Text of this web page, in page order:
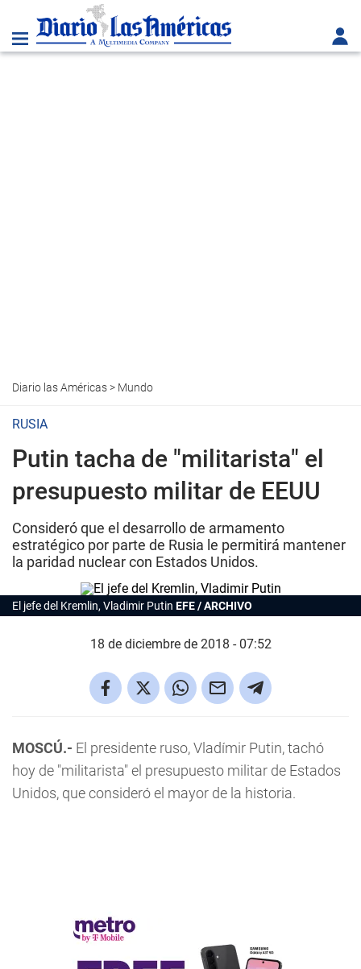
Diario las Américas> Mundo
RUSIA
Putin tacha de "militarista" el
presupuesto militar de EEUU
Consideró que el desarrollo de armamento
estratégico por parte de Rusia le permitirá mantener
la paridad nuclear con Estados Unidos.
El jefe del Kremlin, Vladimir Putin EFE / ARCHIVO
18 de diciembre de 2018 - 07:52
MOSCÚ.- El presidente ruso, Vladímir Putin, tachó
hoy de "militarista" el presupuesto militar de Estados
Unidos, que consideró el mayor de la historia.